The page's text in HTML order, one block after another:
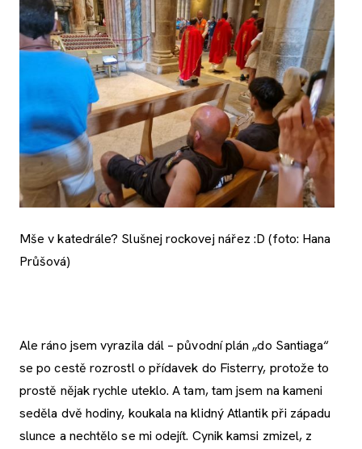
Mše v katedrále? Slušnej rockovej nářez :D (foto: Hana
Průšová)
Ale ráno jsem vyrazila dál – původní plán „do Santiaga“
se po cestě rozrostl o přídavek do Fisterry, protože to
prostě nějak rychle uteklo. A tam, tam jsem na kameni
seděla dvě hodiny, koukala na klidný Atlantik při západu
slunce a nechtělo se mi odejít. Cynik kamsi zmizel, z